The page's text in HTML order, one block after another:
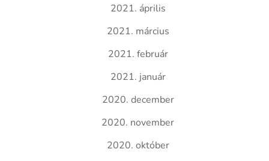
2021. április
2021. március
2021. február
2021. január
2020. december
2020. november
2020. október